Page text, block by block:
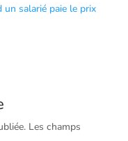
un salarié paie le prix
Les champs